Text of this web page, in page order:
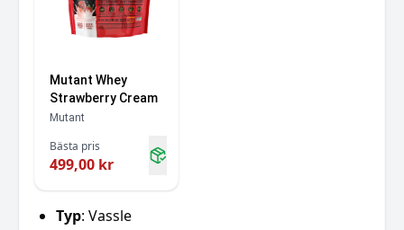
Mutant Whey
Strawberry Cream
Mutant
Bästa pris
499,00 kr
Typ: Vassle